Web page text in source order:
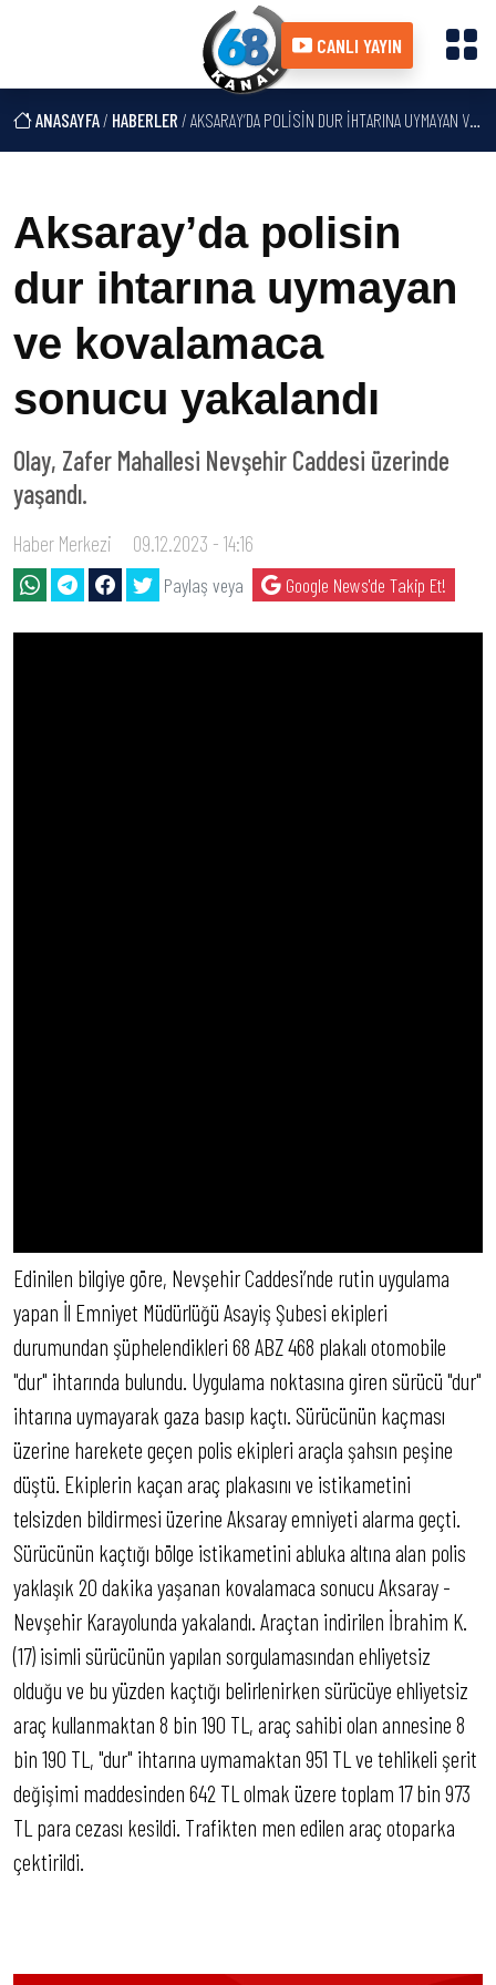
CANLI YAYIN
ANASAYFA/ HABERLER / AKSARAY’DA POLISIN DUR IHTARINA UYMAYAN VE KOVALAMACA SONUCU YAKALANDI
Aksaray’da polisin
dur ihtarına uymayan
ve kovalamaca
sonucu yakalandı
Olay, Zafer Mahallesi Nevşehir Caddesi üzerinde
yaşandı.
Haber Merkezi 09.12.2023 - 14:16
Paylaş veya Google News'de Takip Et!
Edinilen bilgiye göre, Nevşehir Caddesi’nde rutin uygulama
yapan İl Emniyet Müdürlüğü Asayiş Şubesi ekipleri
durumundan şüphelendikleri 68 ABZ 468 plakalı otomobile
"dur" ihtarında bulundu. Uygulama noktasına giren sürücü "dur"
ihtarına uymayarak gaza basıp kaçtı. Sürücünün kaçması
üzerine harekete geçen polis ekipleri araçla şahsın peşine
düştü. Ekiplerin kaçan araç plakasını ve istikametini
telsizden bildirmesi üzerine Aksaray emniyeti alarma geçti.
Sürücünün kaçtığı bölge istikametini abluka altına alan polis
yaklaşık 20 dakika yaşanan kovalamaca sonucu Aksaray -
Nevşehir Karayolunda yakalandı. Araçtan indirilen İbrahim K.
(17) isimli sürücünün yapılan sorgulamasından ehliyetsiz
olduğu ve bu yüzden kaçtığı belirlenirken sürücüye ehliyetsiz
araç kullanmaktan 8 bin 190 TL, araç sahibi olan annesine 8
bin 190 TL, "dur" ihtarına uymamaktan 951 TL ve tehlikeli şerit
değişimi maddesinden 642 TL olmak üzere toplam 17 bin 973
TL para cezası kesildi. Trafikten men edilen araç otoparka
çektirildi.